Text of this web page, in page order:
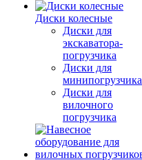
Диски колесные
Диски для
экскаватора-
погрузчика
Диски для
минипогрузчика
Диски для
вилочного
погрузчика